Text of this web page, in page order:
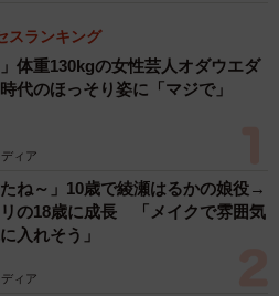
スランキング
」体重130kgの女性芸人オダウエダ
代のほっそり姿に「マジで」
ィア
たね～」10歳で綾瀬はるかの娘役→
の18歳に成長 「メイクで雰囲気
入れそう」
ィア